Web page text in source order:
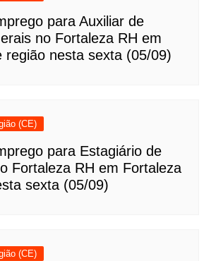
para Auxiliar de
no Fortaleza RH em
região nesta sexta (05/09)
(CE)
para Estagiário de
Fortaleza RH em Fortaleza
sexta (05/09)
(CE)